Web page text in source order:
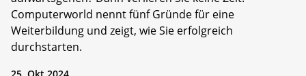
Computerworld nennt fünf Gründe für eine
Weiterbildung und zeigt, wie Sie erfolgreich
durchstarten.